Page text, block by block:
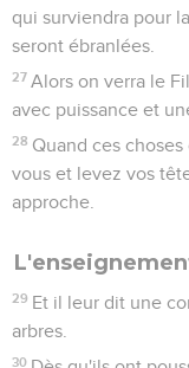
qui surviendra pour
seront ébranlées.
27 Alors on verra le
avec puissance et
28 Quand ces
vous et levez vos
approche.
29 Et il leur dit une
arbres.
30